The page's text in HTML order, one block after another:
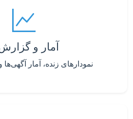
آمار و
نمودارهای زنده، آمار